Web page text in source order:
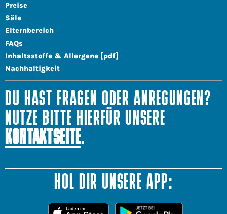
Preise
Säle
Elternbereich
FAQs
Inhaltsstoffe & Allergene [pdf]
Nachhaltigkeit
DU HAST FRAGEN ODER ANREGUNGEN?
NUTZE BITTE HIERFÜR UNSERE
KONTAKTSEITE.
HOL DIR UNSERE APP: